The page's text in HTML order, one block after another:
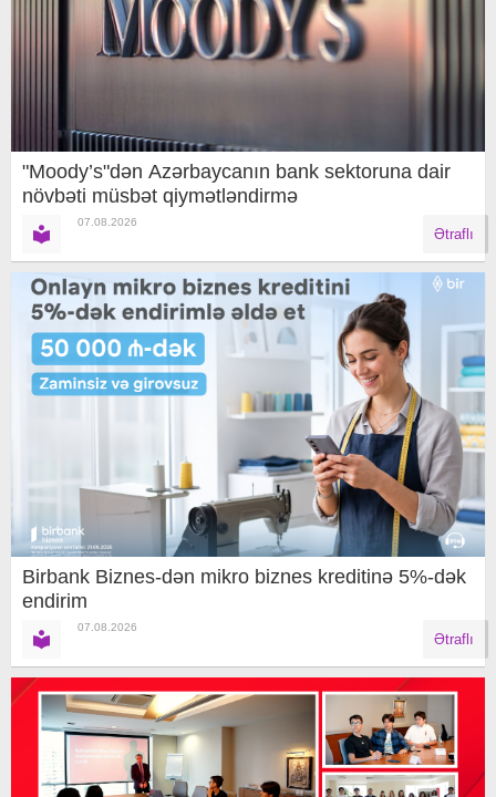
"Moody’s"dən Azərbaycanın bank sektoruna dair
növbəti müsbət qiymətləndirmə
07.08.2026
Ətraflı
Birbank Biznes-dən mikro biznes kreditinə 5%-dək
endirim
07.08.2026
Ətraflı